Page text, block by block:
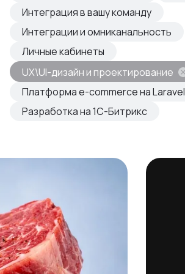
Интеграция в вашу команду
Интеграции и омниканальность
Личные кабинеты
UX\UI-дизайн и проектирование
Платформа e-commerce на Laravel
Разработка на 1С-Битрикс